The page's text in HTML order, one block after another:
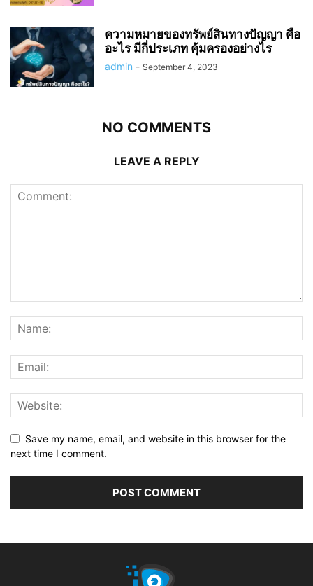
ความหมายของทรัพย์สินทางปัญญา คือ
อะไร มีกี่ประเภท คุ้มครองอย่างไร
admin - September 4, 2023
NO COMMENTS
LEAVE A REPLY
Save my name, email, and website in this browser for the
next time I comment.